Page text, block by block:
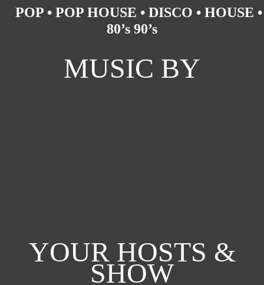
POP • POP HOUSE • DISCO • HOUSE •
80’s 90’s
MUSIC BY
YOUR HOSTS &
SHOW